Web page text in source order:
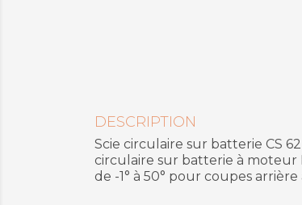
DESCRIPTION
Scie circulaire sur batterie CS
circulaire sur batterie à moteur
de -1° à 50° pour coupes